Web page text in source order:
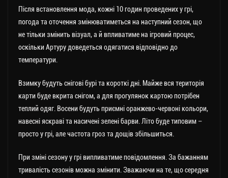
Після встановлення мода, кожні 10 годин проведених у грі,
погода та оточення змінюватиметься на наступний сезон, що
не тільки змінить візуал, а й впливатиме на ігровий процес,
оскільки Артуру доведеться одягатися відповідно до
температури.
Взимку будуть снігові бурі та короткі дні. Майже вся територія
карти буде вкрита снігом, а для прогулянок картою потрібен
теплий одяг. Восени будуть приємні оранжево-червоні кольори,
навесні яскраві та насичені зелені барви. Літо буде типовим –
просто у грі, але частота гроз та дощів збільшиться.
При зміні сезону у грі випливатиме повідомлення. За бажанням
тривалість сезонів можна змінити. Зважаючи на те, що середня